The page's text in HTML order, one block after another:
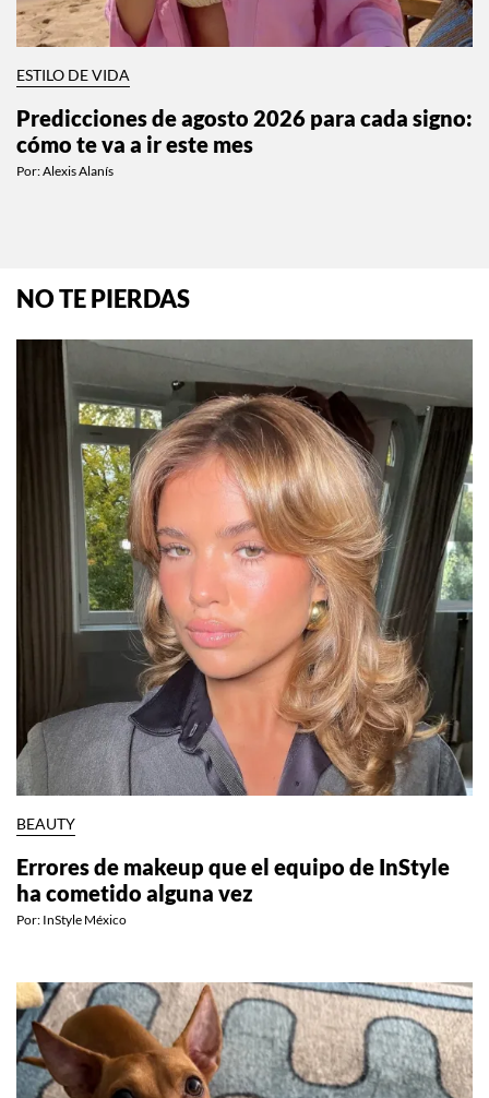
ESTILO DE VIDA
Predicciones de agosto 2026 para cada signo:
cómo te va a ir este mes
Por:Alexis Alanís
NO TE PIERDAS
BEAUTY
Errores de makeup que el equipo de InStyle
ha cometido alguna vez
Por: InStyle México